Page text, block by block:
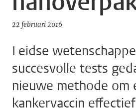
22 februari 2016
Leidse
succesvolle tests
nieuwe methode om
kankervaccin